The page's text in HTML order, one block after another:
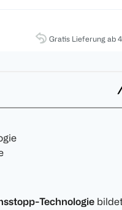
Gratis Lieferung ab
Technologie